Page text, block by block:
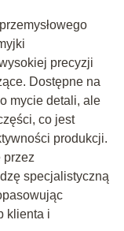
precyzji
Dostępne na
mycie detali, ale
co jest
produkcji.
przez
specjalistyczną
klienta i